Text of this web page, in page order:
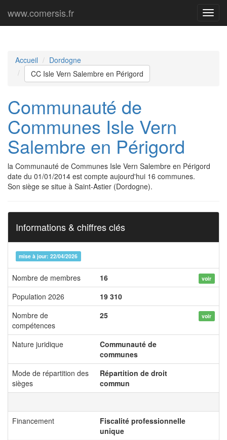
Menu
www.comersis.fr
Accueil
Dordogne
CC Isle Vern Salembre en Périgord
Communauté de
Communes Isle Vern
Salembre en Périgord
la Communauté de Communes Isle Vern Salembre en Périgord
date du 01/01/2014 est compte aujourd'hui 16 communes.
Son siège se situe à Saint-Astier (Dordogne).
Informations & chiffres clés
mise à jour: 22/04/2026
Nombre de membres 16 voir
Population 2026
19 310
Nombre de
compétences
25 voir
Nature juridique
Communauté de
communes
Mode de répartition des
sièges
Répartition de droit
commun
Financement
Fiscalité professionnelle
unique